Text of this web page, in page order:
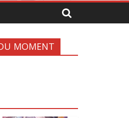
MOMENT